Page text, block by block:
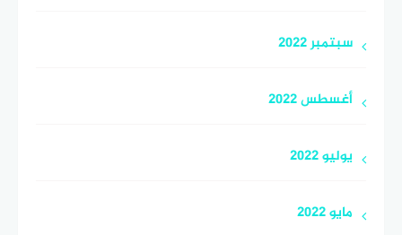
سبتمبر 2022
أغسطس 2022
يوليو 2022
مايو 2022